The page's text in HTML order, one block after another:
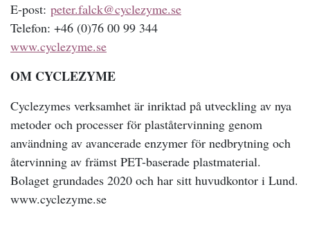
E-post: peter.falck@cyclezyme.se
Telefon: +46 (0)76 00 99 344
www.cyclezyme.se
OM CYCLEZYME
Cyclezymes verksamhet är inriktad på utveckling av nya
metoder och processer för plaståtervinning genom
användning av avancerade enzymer för nedbrytning och
återvinning av främst PET-baserade plastmaterial.
Bolaget grundades 2020 och har sitt huvudkontor i Lund.
www.cyclezyme.se